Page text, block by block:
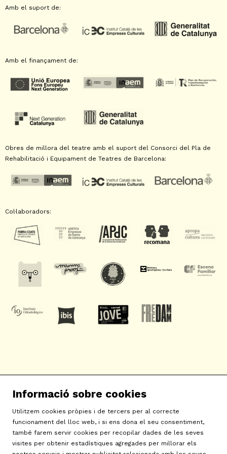
Amb el suport de:
Amb el finançament de:
Obres de millora del teatre amb el suport del Consorci del Pla de
Rehabilitació i Equipament de Teatres de Barcelona:
Col·laboradors:
c/ Neopàtria, 54
08030 Barcelona
info@sat-teatre.cat | 933457930
Informació sobre cookies
Utilitzem cookies pròpies i de tercers per al correcte
funcionament del lloc web, i si ens dona el seu consentiment,
també farem servir cookies per recopilar dades de les seves
visites per obtenir estadístiques agregades per millorar els